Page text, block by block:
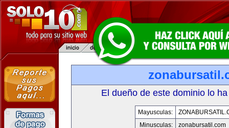
El dueño de este dominio lo
Mayusculas:
Minusculas:
zonabursatil.com